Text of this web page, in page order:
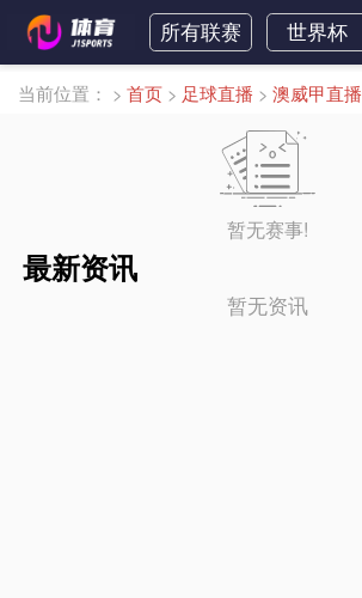
所有联赛 世界杯
当前位置： > 首页 > 足球直播 > 澳威甲直播
暂无赛事!
最新资讯
暂无资讯